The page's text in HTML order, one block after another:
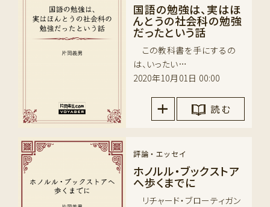
国語の勉強は、実はほ
んとうの社会科の勉強
だったという話
この教科書を手にするの
は、いったい…
2020年10月01日 00:00
読 む
評論・エッセイ
ホノルル・ブックストア
へ歩くまでに
リチャード・ブローティガン